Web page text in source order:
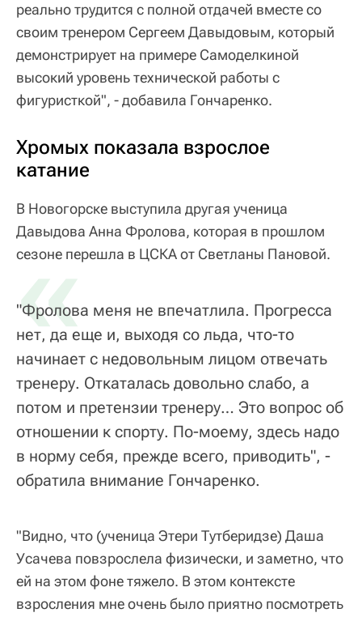
реально трудится с полной отдачей вместе со
своим тренером Сергеем Давыдовым, который
демонстрирует на примере Самоделкиной
высокий уровень технической работы с
фигуристкой", - добавила Гончаренко.
Хромых показала взрослое
катание
В Новогорске выступила другая ученица
Давыдова Анна Фролова, которая в прошлом
сезоне перешла в ЦСКА от Светланы Пановой.
«
"Фролова меня не впечатлила. Прогресса
нет, да еще и, выходя со льда, что-то
начинает с недовольным лицом отвечать
тренеру. Откаталась довольно слабо, а
потом и претензии тренеру… Это вопрос об
отношении к спорту. По-моему, здесь надо
в норму себя, прежде всего, приводить", -
обратила внимание Гончаренко.
"Видно, что (ученица Этери Тутберидзе) Даша
Усачева повзрослела физически, и заметно, что
ей на этом фоне тяжело. В этом контексте
взросления мне очень было приятно посмотреть